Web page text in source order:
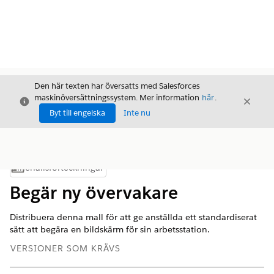
Stäng
Den här texten har översatts med Salesforces
maskinöversättningssystem. Mer information här.
Byt till engelska
Inte nu
Stäng
Visa innehållsförteckning
Innehållsförteckningar
Begär ny övervakare
Distribuera denna mall för att ge anställda ett standardiserat
sätt att begära en bildskärm för sin arbetsstation.
VERSIONER SOM KRÄVS